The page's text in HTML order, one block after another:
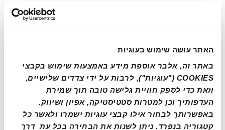
האתר עושה שימוש בעוגיות
Additional Information – Chile
Voucher includes: Unlimited Mileage, CDW
(With Excess), THW (With Excess), Airport Fee
Cancellation fee: Up to 48 hours from the
pickup date, without cancellation fee.
from the pickup date, a cancellation fee of €45.00
euros +VAT will apply.